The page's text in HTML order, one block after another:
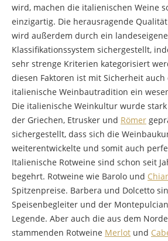
wird, machen die italienischen Weine
einzigartig. Die herausragende
wird außerdem durch ein
Klassifikationssystem sichergestellt,
sehr strenge Kriterien kategorisiert
diesen Faktoren ist mit Sicherheit auch
italienische Weinbautradition ein
Die italienische Weinkultur wurde
der Griechen, Etrusker und Römer
sichergestellt, dass sich die
weiterentwickelte und somit auch
Italienische Rotweine sind schon seit
begehrt. Rotweine wie Barolo und
Spitzenpreise. Barbera und Dolcetto
Speisenbegleiter und der
Legende. Aber auch die aus dem
stammenden Rotweine Merlot und